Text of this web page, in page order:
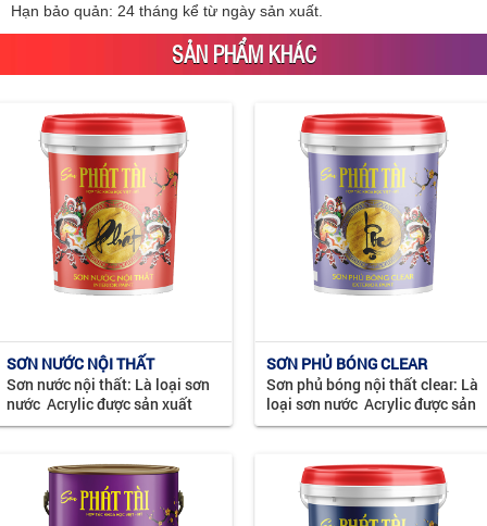
Hạn bảo quản: 24 tháng kể từ ngày sản xuất.
SẢN PHẨM KHÁC
SƠN NƯỚC NỘI THẤT
Sơn nước nội thất: Là loại sơn
nước Acrylic được sản xuất
trên dây chuyền hiện đại, được
khí hậu nhiệt đới ...
SƠN PHỦ BÓNG CLEAR
Sơn phủ bóng nội thất clear: Là
loại sơn nước Acrylic được sản
xuất trên dây chuyền hiện đại.
sử dụng trong nhà, ...